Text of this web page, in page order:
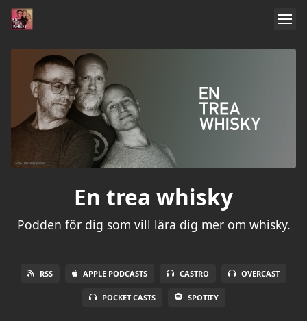
En trea whisky
Podden för dig som vill lära dig mer om whisky.
RSS APPLE PODCASTS CASTRO OVERCAST
POCKET CASTS SPOTIFY